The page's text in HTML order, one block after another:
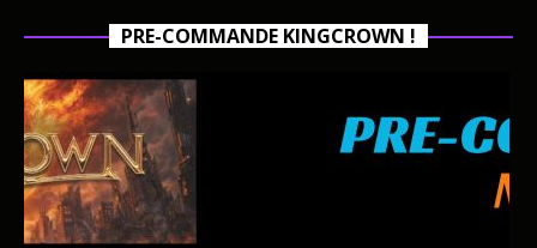
PRE-COMMANDE KINGCROWN !